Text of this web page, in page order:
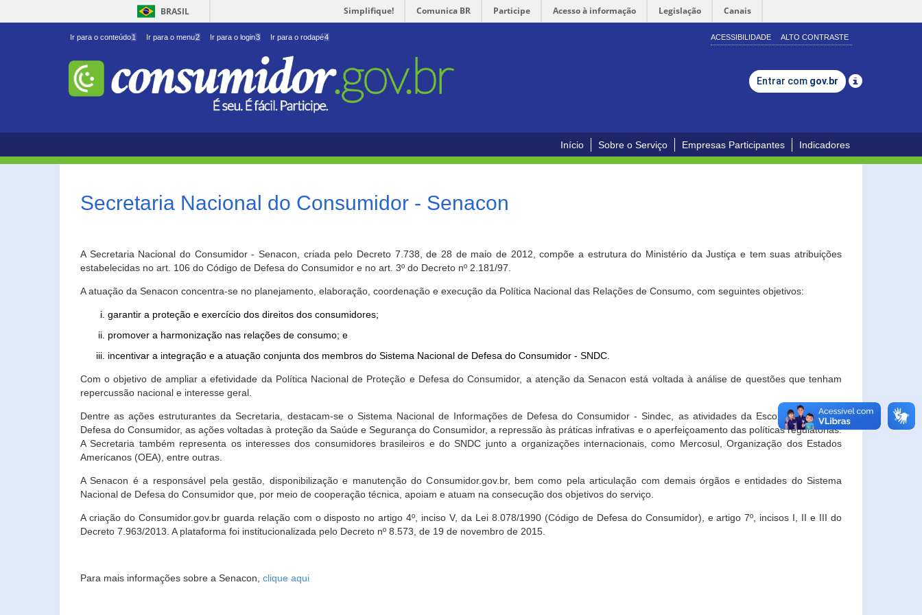
BRASIL Simplifique! Comunica BR Participe Acesso à informação Legislação Canais
Ir para o conteúdo1 Ir para o menu2 Ir para o login3 Ir para o rodapé4 ACESSIBILIDADE ALTO CONTRASTE
Entrar com gov.br
Início Sobre o Serviço Empresas Participantes Indicadores
Secretaria Nacional do Consumidor - Senacon
A Secretaria Nacional do Consumidor - Senacon, criada pelo Decreto 7.738, de 28 de maio de 2012, compõe a estrutura do Ministério da Justiça e tem suas atribuições
estabelecidas no art. 106 do Código de Defesa do Consumidor e no art. 3º do Decreto nº 2.181/97.
A atuação da Senacon concentra-se no planejamento, elaboração, coordenação e execução da Política Nacional das Relações de Consumo, com seguintes objetivos:
garantir a proteção e exercício dos direitos dos consumidores;
promover a harmonização nas relações de consumo; e
incentivar a integração e a atuação conjunta dos membros do Sistema Nacional de Defesa do Consumidor - SNDC.
Com o objetivo de ampliar a efetividade da Política Nacional de Proteção e Defesa do Consumidor, a atenção da Senacon está voltada à análise de questões que tenham
repercussão nacional e interesse geral.
Dentre as ações estruturantes da Secretaria, destacam-se o Sistema Nacional de Informações de Defesa do Consumidor - Sindec, as atividades da Escola Nacional de
Defesa do Consumidor, as ações voltadas à proteção da Saúde e Segurança do Consumidor, a repressão às práticas infrativas e o aperfeiçoamento das políticas regulatórias.
A Secretaria também representa os interesses dos consumidores brasileiros e do SNDC junto a organizações internacionais, como Mercosul, Organização dos Estados
Americanos (OEA), entre outras.
A Senacon é a responsável pela gestão, disponibilização e manutenção do Consumidor.gov.br, bem como pela articulação com demais órgãos e entidades do Sistema
Nacional de Defesa do Consumidor que, por meio de cooperação técnica, apoiam e atuam na consecução dos objetivos do serviço.
A criação do Consumidor.gov.br guarda relação com o disposto no artigo 4º, inciso V, da Lei 8.078/1990 (Código de Defesa do Consumidor), e artigo 7º, incisos I, II e III do
Decreto 7.963/2013. A plataforma foi institucionalizada pelo Decreto nº 8.573, de 19 de novembro de 2015.
Para mais informações sobre a Senacon, clique aqui